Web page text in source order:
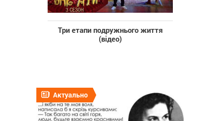
Три етапи подружнього життя
(відео)
Актуально